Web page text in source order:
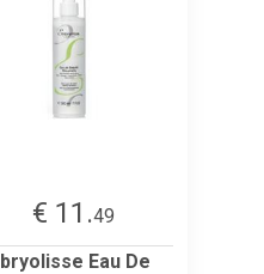
€ 11.49
Eau De